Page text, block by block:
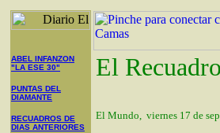
ABEL INFANZON
"LA ESE 30"
PUNTAS DEL
DIAMANTE
RECUADROS DE
DIAS ANTERIORES
El Recuadro
El Mundo, viernes 17 de